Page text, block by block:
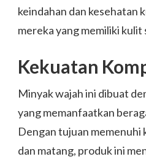
keindahan dan kesehatan
mereka yang memiliki
Kekuatan
Minyak wajah ini dibuat
yang memanfaatkan
Dengan tujuan
dan matang, produk ini